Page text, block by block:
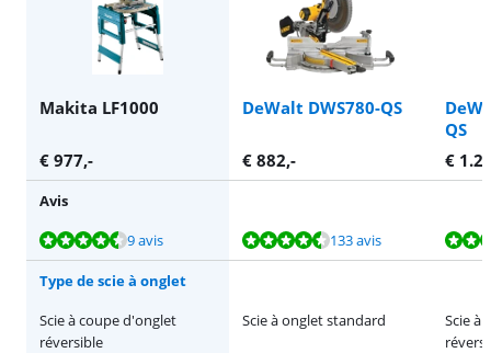
Makita LF1000 DeWalt DWS780-QS
QS
€ 977,- € 882,- €
Avis
La note est de 9,1 sur 10, basée sur 9 avis.
9 avis
La note est de 9,2 sur 10, basée sur 133 avis. 133 avis
La note est de 9,5 sur 10, basée sur 27 avis.
Type de scie à onglet
Scie à coupe d'onglet
réversible
Scie à onglet standard
Scie à